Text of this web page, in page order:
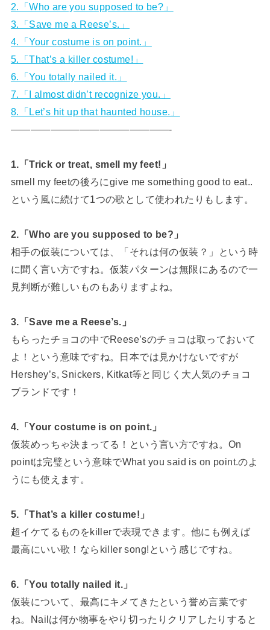
2.「Who are you supposed to be?」
3.「Save me a Reese’s.」
4.「Your costume is on point.」
5.「That’s a killer costume!」
6.「You totally nailed it.」
7.「I almost didn’t recognize you.」
8.「Let’s hit up that haunted house.」
————————————————-
1.「Trick or treat, smell my feet!」
smell my feetの後ろにgive me something good to eat..
という風に続けて1つの歌として使われたりもします。
2.「Who are you supposed to be?」
相手の仮装については、「それは何の仮装？」という時
に聞く言い方ですね。仮装パターンは無限にあるので一
見判断が難しいものもありますよね。
3.「Save me a Reese’s.」
もらったチョコの中でReese’sのチョコは取っておいて
よ！という意味ですね。日本では見かけないですが
Hershey’s, Snickers, Kitkat等と同じく大人気のチョコ
ブランドです！
4.「Your costume is on point.」
仮装めっちゃ決まってる！という言い方ですね。On
pointは完璧という意味でWhat you said is on point.のよ
うにも使えます。
5.「That’s a killer costume!」
超イケてるものをkillerで表現できます。他にも例えば
最高にいい歌！ならkiller song!という感じですね。
6.「You totally nailed it.」
仮装について、最高にキメてきたという誉め言葉です
ね。Nailは何か物事をやり切ったりクリアしたりすると